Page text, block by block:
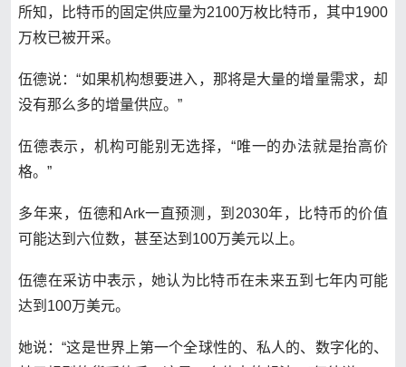
所知，比特币的固定供应量为2100万枚比特币，其中1900
万枚已被开采。
伍德说：“如果机构想要进入，那将是大量的增量需求，却
没有那么多的增量供应。”
伍德表示，机构可能别无选择，“唯一的办法就是抬高价
格。”
多年来，伍德和Ark一直预测，到2030年，比特币的价值
可能达到六位数，甚至达到100万美元以上。
伍德在采访中表示，她认为比特币在未来五到七年内可能
达到100万美元。
她说：“这是世界上第一个全球性的、私人的、数字化的、